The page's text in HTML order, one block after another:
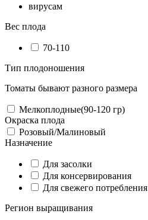
вирусам
Вес плода
70-110
Тип плодоношения
Томаты бывают разного размера
Мелкоплодные(90-120 гр)
Окраска плода
Розовый/Малиновый
Назначение
Для засолки
Для консервирования
Для свежего потребления
Регион выращивания